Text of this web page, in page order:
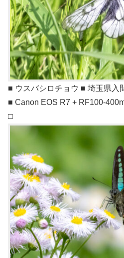
■ ウスバシロチョウ ■ 埼玉県入
■ Canon EOS R7 + RF100-
□